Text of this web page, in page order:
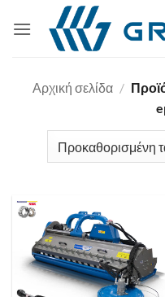
στο
περιεχόμενο
Αρχική σελίδα /